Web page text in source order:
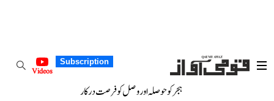
Subscription
Videos
ہجر کو حوصلہ اور وصل کو فرصت درکار